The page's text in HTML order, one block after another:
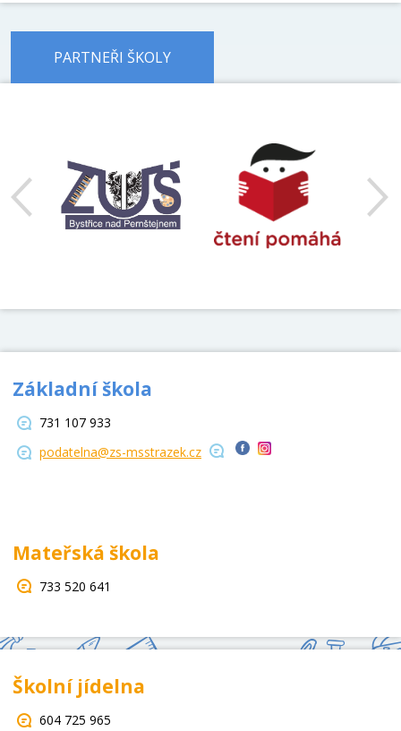
PARTNEŘI ŠKOLY
Základní škola
731 107 933
podatelna@zs-msstrazek.cz
Mateřská škola
733 520 641
Školní jídelna
604 725 965